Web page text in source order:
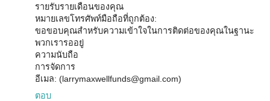
รายรับรายเดือนของคุณ
หมายเลขโทรศัพท์มือถือที่ถูกต้อง:
ขอขอบคุณสำหรับความเข้าใจในการติดต่อของคุณในฐานะ
พวกเรารออยู่
ความนับถือ
การจัดการ
อีเมล: (larrymaxwellfunds@gmail.com)
ตอบ